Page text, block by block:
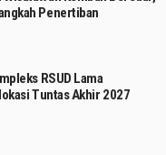
Penertiban
RSUD Lama
Tuntas Akhir 2027